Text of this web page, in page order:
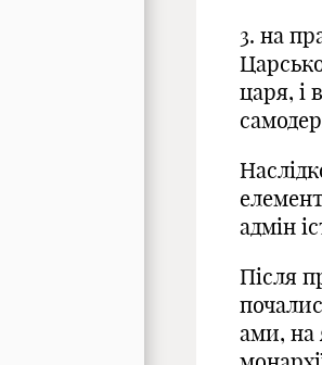
3. на
царя, і
адмін
Після
ами, на